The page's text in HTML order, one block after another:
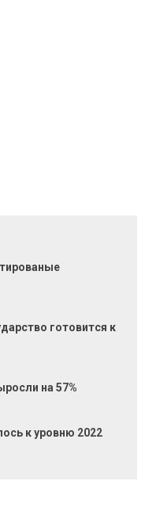
готовится к
на 57%
к уровню 2022